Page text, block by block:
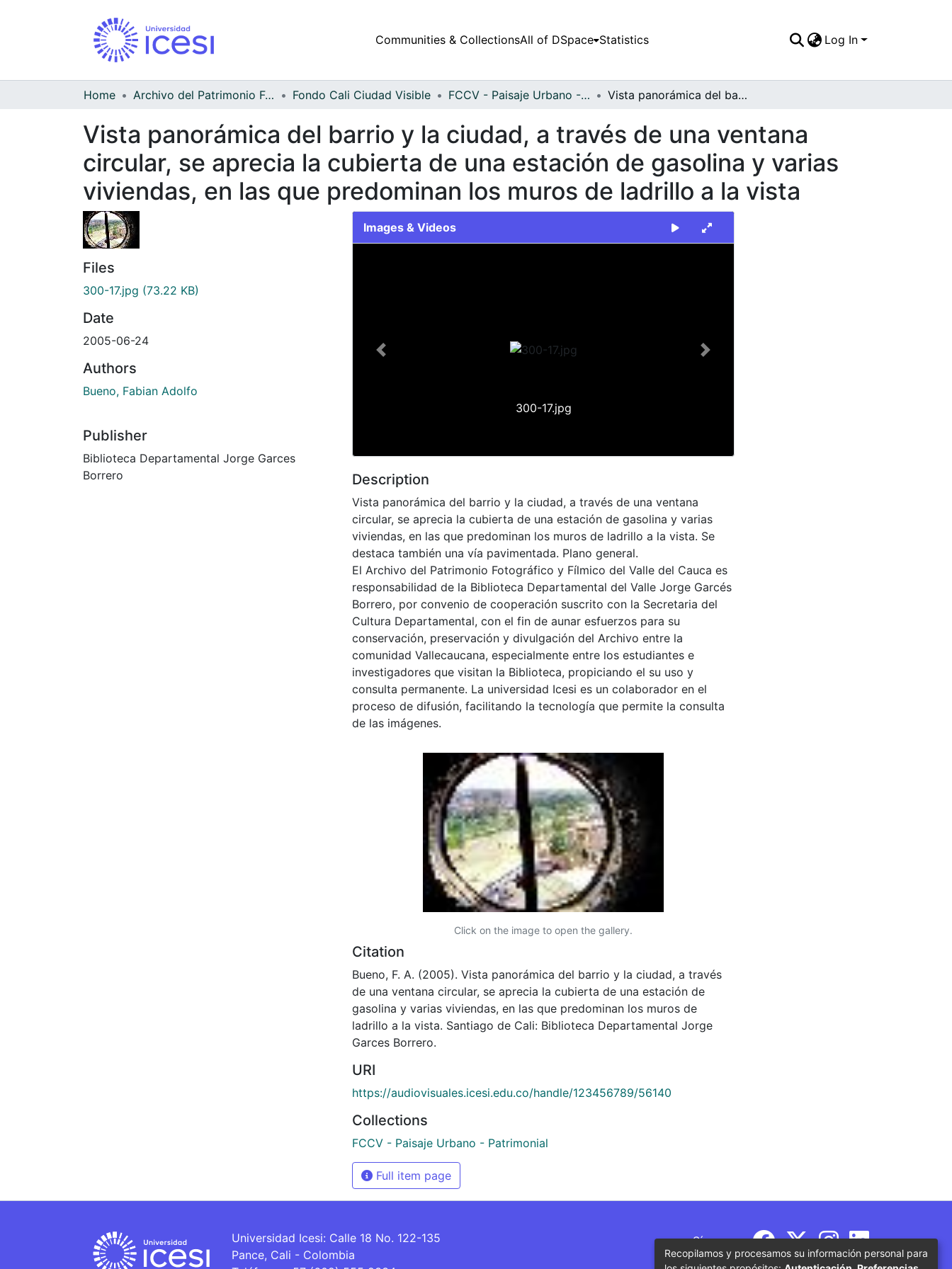
Communities & CollectionsAll of DSpace Statistics Log In
Home Archivo del Patrimonio Fotográfico y Fílmico del Valle del Cauca Fondo Cali Ciudad Visible FCCV - Paisaje Urbano - Patrimonial Vista panorámica del barrio y la ciudad, a través de una ventana circular, se aprecia la cubierta de una estación de gasolina y varias viviendas, en las que predominan los muros de ladrillo a la vista
Vista panorámica del barrio y la ciudad, a través de una ventana
circular, se aprecia la cubierta de una estación de gasolina y varias
viviendas, en las que predominan los muros de ladrillo a la vista
Files
300-17.jpg (73.22 KB)
Date
2005-06-24
Authors
Bueno, Fabian Adolfo
Publisher
Biblioteca Departamental Jorge Garces
Borrero
Images & Videos
300-17.jpg
Previous Next
Description
Vista panorámica del barrio y la ciudad, a través de una ventana
circular, se aprecia la cubierta de una estación de gasolina y varias
viviendas, en las que predominan los muros de ladrillo a la vista. Se
destaca también una vía pavimentada. Plano general.
El Archivo del Patrimonio Fotográfico y Fílmico del Valle del Cauca es
responsabilidad de la Biblioteca Departamental del Valle Jorge Garcés
Borrero, por convenio de cooperación suscrito con la Secretaria del
Cultura Departamental, con el fin de aunar esfuerzos para su
conservación, preservación y divulgación del Archivo entre la
comunidad Vallecaucana, especialmente entre los estudiantes e
investigadores que visitan la Biblioteca, propiciando el su uso y
consulta permanente. La universidad Icesi es un colaborador en el
proceso de difusión, facilitando la tecnología que permite la consulta
de las imágenes.
Click on the image to open the gallery.
Citation
Bueno, F. A. (2005). Vista panorámica del barrio y la ciudad, a través
de una ventana circular, se aprecia la cubierta de una estación de
gasolina y varias viviendas, en las que predominan los muros de
ladrillo a la vista. Santiago de Cali: Biblioteca Departamental Jorge
Garces Borrero.
URI
https://audiovisuales.icesi.edu.co/handle/123456789/56140
Collections
FCCV - Paisaje Urbano - Patrimonial
Full item page
Universidad Icesi: Calle 18 No. 122-135
Pance, Cali - Colombia
Síguenos
Recopilamos y procesamos su información personal para